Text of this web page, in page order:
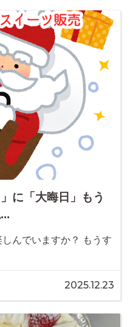
に「大晦日」もう
んでいますか？ もうす
2025.12.23